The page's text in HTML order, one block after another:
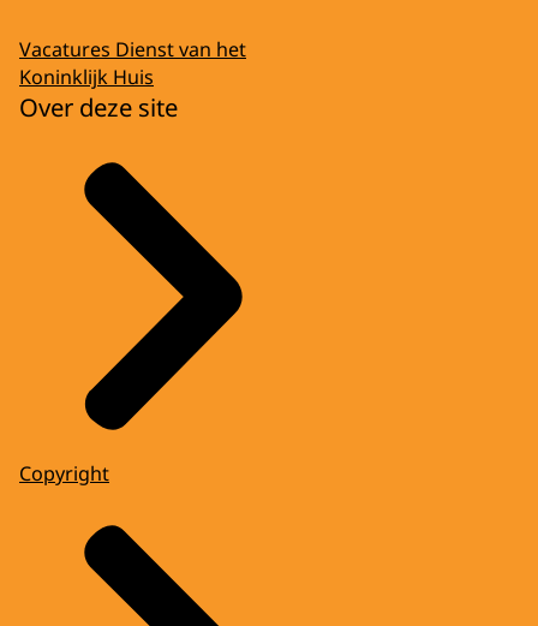
Vacatures Dienst van het
Koninklijk Huis
Over deze site
Copyright